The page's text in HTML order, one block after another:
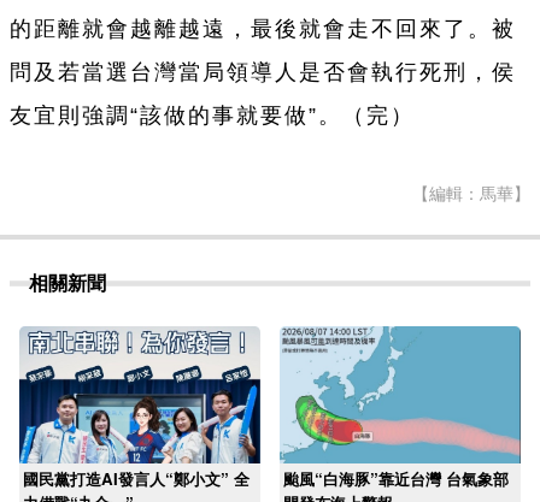
的距離就會越離越遠，最後就會走不回來了。被
問及若當選台灣當局領導人是否會執行死刑，侯
友宜則強調“該做的事就要做”。（完）
【編輯：馬華】
相關新聞
國民黨打造AI發言人“鄭小文” 全
颱風“白海豚”靠近台灣 台氣象部